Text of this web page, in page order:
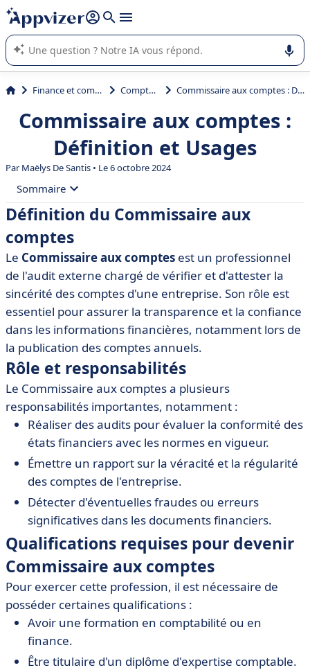
répondre (plusieurs lignes avec
L'IA de Appvizer vous guide dans l'utilisation ou la sélection de
logiciel SaaS en entreprise.
Finance et comptabilité Comptabilité Commissaire aux comptes : Définition et Usages
Commissaire aux comptes :
Définition et Usages
ParMaëlys De Santis • Le 6 octobre 2024
Sommaire
• Définition du Commissaire aux comptes
• Rôle et responsabilités
• Qualifications requises pour devenir Commissaire
aux comptes
• Importance du Commissaire aux comptes dans les
entreprises
• Processus d'audit par un Commissaire aux comptes
• Outils et logiciels recommandés pour les
Commissaires aux comptes
• Conclusion
Définition du Commissaire aux
comptes
Le Commissaire aux comptes est un professionnel
de l'audit externe chargé de vérifier et d'attester la
sincérité des comptes d'une entreprise. Son rôle est
essentiel pour assurer la transparence et la confiance
dans les informations financières, notamment lors de
la publication des comptes annuels.
Rôle et responsabilités
Le Commissaire aux comptes a plusieurs
responsabilités importantes, notamment :
Réaliser des audits pour évaluer la conformité des
états financiers avec les normes en vigueur.
Émettre un rapport sur la véracité et la régularité
des comptes de l'entreprise.
Détecter d'éventuelles fraudes ou erreurs
significatives dans les documents financiers.
Qualifications requises pour devenir
Commissaire aux comptes
Pour exercer cette profession, il est nécessaire de
posséder certaines qualifications :
Avoir une formation en comptabilité ou en
finance.
Être titulaire d'un diplôme d'expertise comptable.